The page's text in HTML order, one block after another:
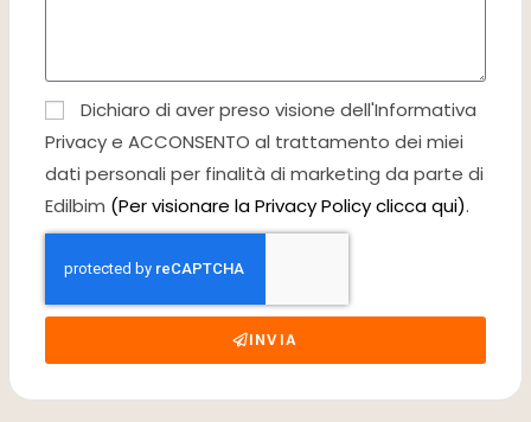
Dichiaro di aver preso visione dell'Informativa
Privacy e ACCONSENTO al trattamento dei miei
dati personali per finalità di marketing da parte di
Edilbim (Per visionare la Privacy Policy clicca qui).
INVIA